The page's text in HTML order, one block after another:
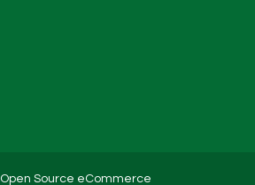
Open Source eCommerce